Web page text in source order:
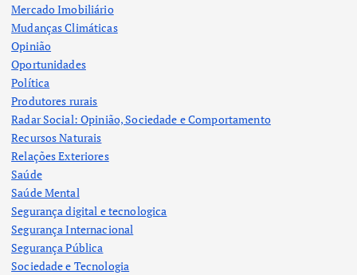
Mercado Imobiliário
Mudanças Climáticas
Opinião
Oportunidades
Política
Produtores rurais
Radar Social: Opinião, Sociedade e Comportamento
Recursos Naturais
Relações Exteriores
Saúde
Saúde Mental
Segurança digital e tecnologica
Segurança Internacional
Segurança Pública
Sociedade e Tecnologia